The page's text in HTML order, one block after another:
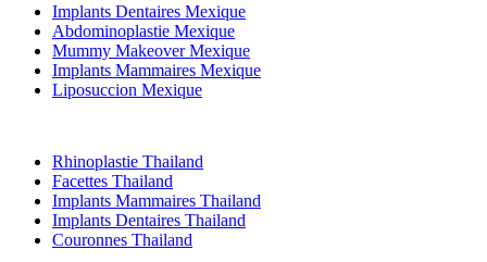
Implants Dentaires Mexique
Abdominoplastie Mexique
Mummy Makeover Mexique
Implants Mammaires Mexique
Liposuccion Mexique
Rhinoplastie Thailand
Facettes Thailand
Implants Mammaires Thailand
Implants Dentaires Thailand
Couronnes Thailand